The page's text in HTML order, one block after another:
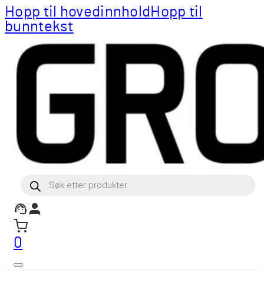
Hopp til hovedinnhold Hopp til
bunntekst
Products
search
0